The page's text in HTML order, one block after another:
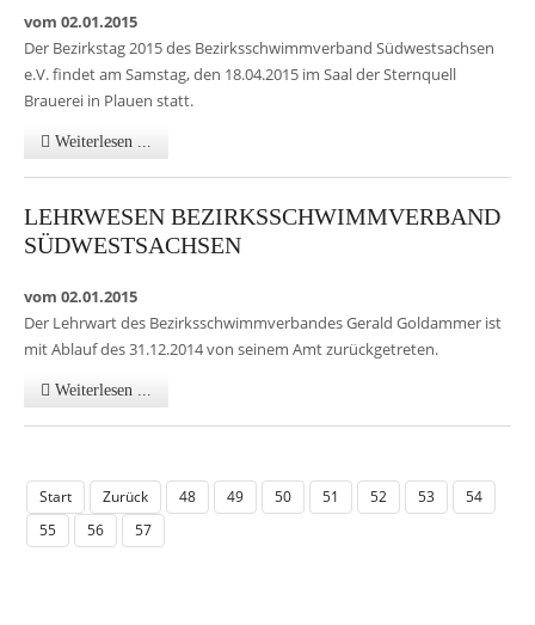
Wasserball
Masters
SchwimmWelten
Lehrwesen
Fachwart / Amtliches / Kader
Leistungssportliche Laufbahn
Schwimmarten
Fachwart / Fachausschuss
Fachwart / Amtliches / Kader
Wasserball
Fachwart / Fachausschuss
Fachwart / Amtliches / Kader
Erfolge
Talentsichtung
Masters
Fachwart / Fachausschuss
SchwimmWelten
SchwimmGut
SchwimmWelten
Fachwart / Fachausschuss
Synchronschwimmen
Wasserball
Masters
Wer sind wir
Geschäftsstelle
Präsidium
Schiedsgericht
Schutz vor sexualisierter Gewalt
Anti-Doping
Landesjugendvorstand
Jugendordnung
Jugendtage
Lehrwesen
Aus- und Fortbildung
Anmeldung Lehrgänge
Shop
Service
Formulare SSV
Stellenbörse
Schwimmbäder
Zeitmessdienst
Yolawo Buchungssystem
Sport Auto Plus
Vereinsfinder
DSV/Landesschwimmverband
Schwimmvereine Bezirk Dresden
Schwimmvereine Bezirk Leipzig
Schwimmvereine Bezirk Südwestsachsen
Sportschulen
Sächsische Wasserballvereine
vom 02.01.2015
Der Bezirkstag 2015 des Bezirksschwimmverband Südwestsachsen
e.V. findet am Samstag, den 18.04.2015 im Saal der Sternquell
Brauerei in Plauen statt.
Weiterlesen ...
LEHRWESEN BEZIRKSSCHWIMMVERBAND
SÜDWESTSACHSEN
vom 02.01.2015
Der Lehrwart des Bezirksschwimmverbandes Gerald Goldammer ist
mit Ablauf des 31.12.2014 von seinem Amt zurückgetreten.
Weiterlesen ...
Start Zurück 48 49 50 51 52 53
54
55
56 57